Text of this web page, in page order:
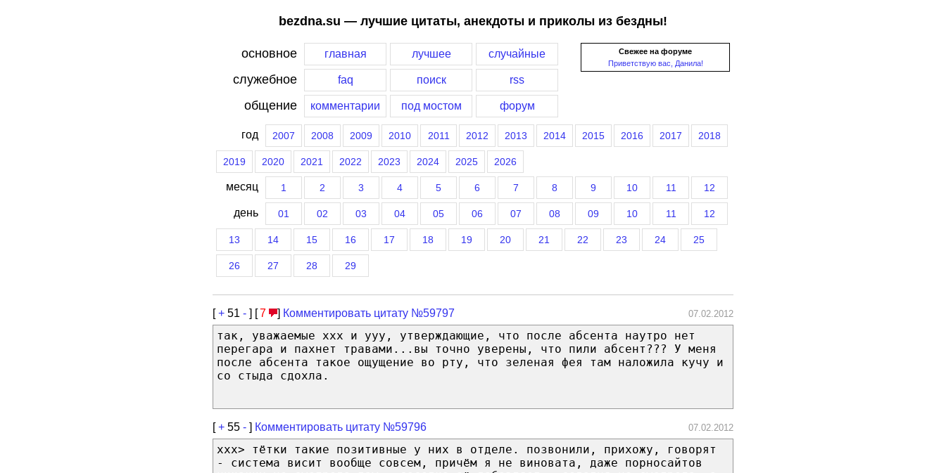
bezdna.su — лучшие цитаты, анекдоты и приколы из бездны!
Свежее на форуме
Приветствую вас, Данила!
основное главная лучшее случайные
служебное faq поиск rss
общение комментарии под мостом форум
год 2007 2008 2009 2010 2011 2012 2013 2014 2015 2016 2017 2018
2019 2020 2021 2022 2023 2024 2025 2026
месяц 1 2 3 4 5 6 7 8 9 10 11 12
день 01 02 03 04 05 06 07 08 09 10 11 12
13 14 15 16 17 18 19 20 21 22 23 24 25
26 27 28 29
[+ 51 - ] [7 ] Комментировать цитату №59797 07.02.2012
так, уважаемые ххх и yyy, утверждающие, что после абсента наутро нет
перегара и пахнет травами...вы точно уверены, что пили абсент??? У меня
после абсента такое ощущение во рту, что зеленая фея там наложила кучу и
со стыда сдохла.
[+ 55 - ] Комментировать цитату №59796 07.02.2012
xxx> тётки такие позитивные у них в отделе. позвонили, прихожу, говорят
- система висит вообще совсем, причём я не виновата, даже порносайтов